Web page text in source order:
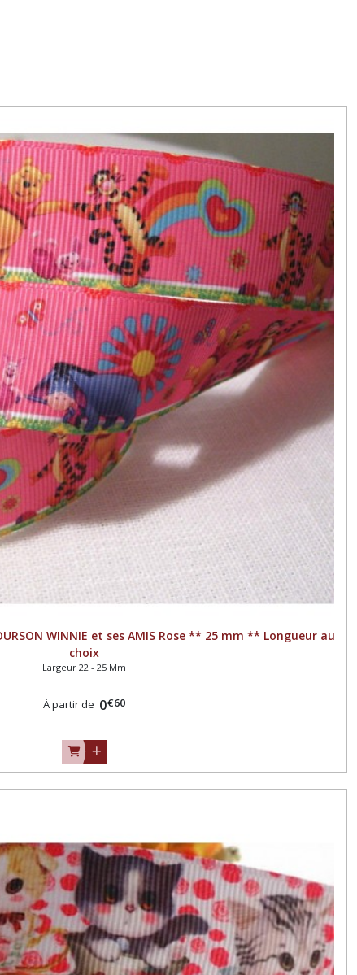
WINNIE et ses AMIS Rose ** 25 mm ** Longueur au
choix
Largeur 22 - 25 Mm
À partir de 0€60